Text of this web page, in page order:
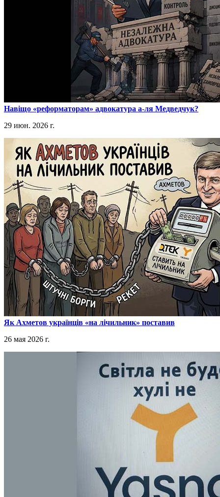
​Навіщо «реформаторам» адвокатура а-ля Медведчук?
29 июн. 2026 г.
​Як Ахметов українців «на лічильник» поставив
26 мая 2026 г.